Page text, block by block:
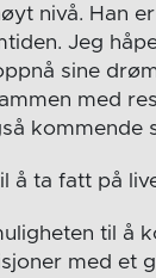
nivå. Han
Jeg
sine
med
kommende
å ta fatt på
til å
med et